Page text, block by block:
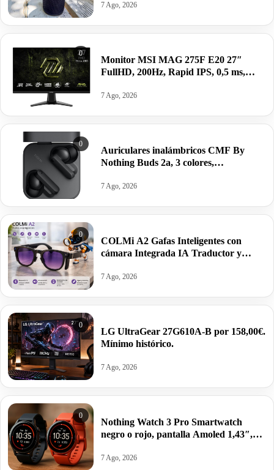
antes 99,99€.
7 Ago, 2026
0
Monitor MSI MAG 275F E20 27″
FullHD, 200Hz, Rapid IPS, 0,5 ms,
7 Ago, 2026
0
Auriculares inalámbricos CMF By
Nothing Buds 2a, 3 colores,
autonomía, 4micrófonos HD por 21,61€
7 Ago, 2026
0
COLMi A2 Gafas Inteligentes con
cámara Integrada IA Traductor y
7 Ago, 2026
0
LG UltraGear 27G610A-B por 158,00€.
Mínimo histórico.
7 Ago, 2026
0
Nothing Watch 3 Pro Smartwatch
negro o rojo, pantalla Amoled 1,43″,
corporal, autonomía 13 días por 62,52€
7 Ago, 2026